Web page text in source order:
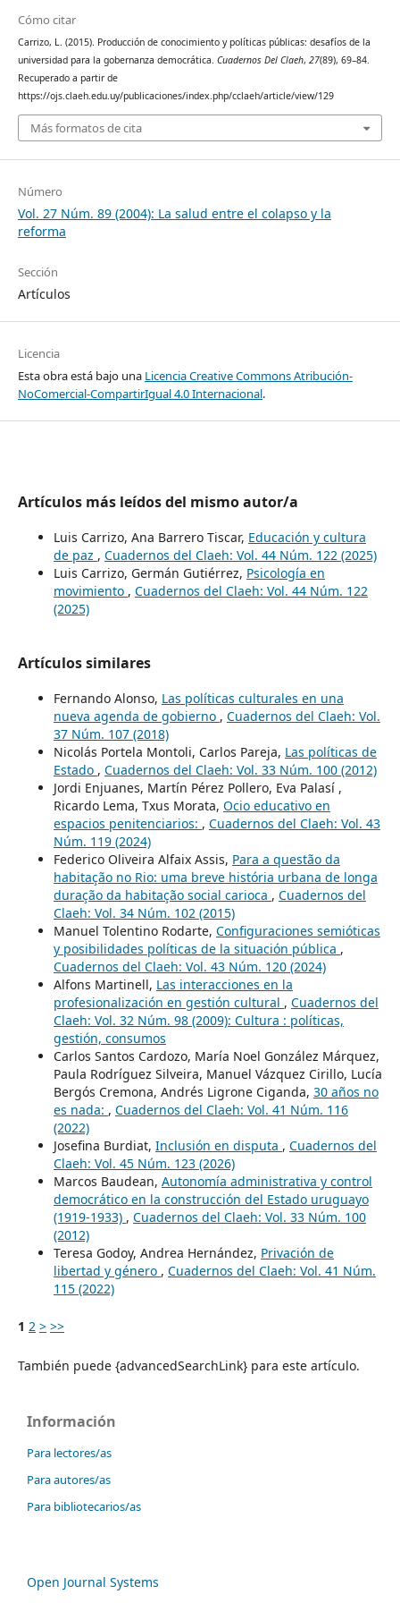
Cómo citar
Carrizo, L. (2015). Producción de conocimiento y políticas públicas: desafíos de la
universidad para la gobernanza democrática. Cuadernos Del Claeh, 27(89), 69–84.
Recuperado a partir de
https://ojs.claeh.edu.uy/publicaciones/index.php/cclaeh/article/view/129
Más formatos de cita
Número
Vol. 27 Núm. 89 (2004): La salud entre el colapso y la
reforma
Sección
Artículos
Licencia
Esta obra está bajo una Licencia Creative Commons Atribución-
NoComercial-CompartirIgual 4.0 Internacional.
Artículos más leídos del mismo autor/a
Luis Carrizo, Ana Barrero Tiscar, Educación y cultura
de paz , Cuadernos del Claeh: Vol. 44 Núm. 122 (2025)
Luis Carrizo, Germán Gutiérrez, Psicología en
movimiento , Cuadernos del Claeh: Vol. 44 Núm. 122
(2025)
Artículos similares
Fernando Alonso, Las políticas culturales en una
nueva agenda de gobierno , Cuadernos del Claeh: Vol.
37 Núm. 107 (2018)
Nicolás Portela Montoli, Carlos Pareja, Las políticas de
Estado , Cuadernos del Claeh: Vol. 33 Núm. 100 (2012)
Jordi Enjuanes, Martín Pérez Pollero, Eva Palasí ,
Ricardo Lema, Txus Morata, Ocio educativo en
espacios penitenciarios: , Cuadernos del Claeh: Vol. 43
Núm. 119 (2024)
Federico Oliveira Alfaix Assis, Para a questão da
habitação no Rio: uma breve história urbana de longa
duração da habitação social carioca , Cuadernos del
Claeh: Vol. 34 Núm. 102 (2015)
Manuel Tolentino Rodarte, Configuraciones semióticas
y posibilidades políticas de la situación pública ,
Cuadernos del Claeh: Vol. 43 Núm. 120 (2024)
Alfons Martinell, Las interacciones en la
profesionalización en gestión cultural , Cuadernos del
Claeh: Vol. 32 Núm. 98 (2009): Cultura : políticas,
gestión, consumos
Carlos Santos Cardozo, María Noel González Márquez,
Paula Rodríguez Silveira, Manuel Vázquez Cirillo, Lucía
Bergós Cremona, Andrés Ligrone Ciganda, 30 años no
es nada: , Cuadernos del Claeh: Vol. 41 Núm. 116
(2022)
Josefina Burdiat, Inclusión en disputa , Cuadernos del
Claeh: Vol. 45 Núm. 123 (2026)
Marcos Baudean, Autonomía administrativa y control
democrático en la construcción del Estado uruguayo
(1919-1933) , Cuadernos del Claeh: Vol. 33 Núm. 100
(2012)
Teresa Godoy, Andrea Hernández, Privación de
libertad y género , Cuadernos del Claeh: Vol. 41 Núm.
115 (2022)
1 2 > >>
También puede {advancedSearchLink} para este artículo.
Información
Para lectores/as
Para autores/as
Para bibliotecarios/as
Open Journal Systems